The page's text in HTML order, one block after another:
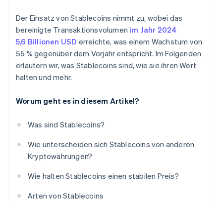
Der Einsatz von Stablecoins nimmt zu, wobei das
bereinigte Transaktionsvolumen im Jahr 2024
5,6 Billionen USD erreichte, was einem Wachstum von
55 % gegenüber dem Vorjahr entspricht. Im Folgenden
erläutern wir, was Stablecoins sind, wie sie ihren Wert
halten und mehr.
Worum geht es in diesem Artikel?
Was sind Stablecoins?
Wie unterscheiden sich Stablecoins von anderen
Kryptowährungen?
Wie halten Stablecoins einen stabilen Preis?
Arten von Stablecoins